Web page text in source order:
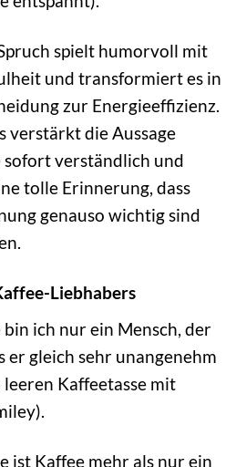
spielt humorvoll mit
und transformiert es in
zur Energieeffizienz.
verstärkt die Aussage
sofort verständlich und
tolle Erinnerung, dass
genauso wichtig sind
Liebhabers
bin ich nur ein Mensch, der
er gleich sehr unangenehm
Kaffeetasse mit
ist Kaffee mehr als nur ein